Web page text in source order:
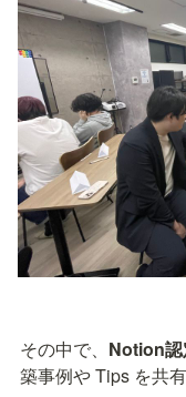
その中で、 Notion
築事例や Tips を共